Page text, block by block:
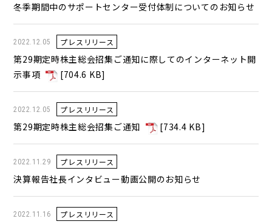
冬季期間中のサポートセンター受付体制についてのお知らせ
2022.12.05 プレスリリース
第29期定時株主総会招集ご通知に際してのインターネット開
示事項
[704.6 KB]
2022.12.05 プレスリリース
第29期定時株主総会招集ご通知 [734.4 KB]
2022.11.29 プレスリリース
決算報告社長インタビュー動画公開のお知らせ
2022.11.16 プレスリリース